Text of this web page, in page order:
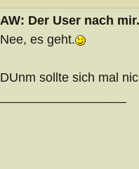
AW: Der User nach
Nee, es geht.
DUnm sollte sich mal